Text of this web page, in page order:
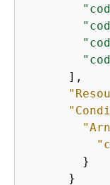
      ],
        }
      }